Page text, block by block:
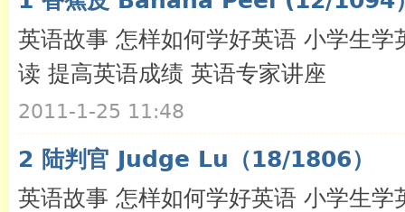
英语
英语故事 怎样如何学好英语 小学生
读 提高英语成绩 英语专家讲座
2011-1-25 11:48
2 陆判官 Judge Lu（18/1806）
英语故事 怎样如何学好英语 小学生